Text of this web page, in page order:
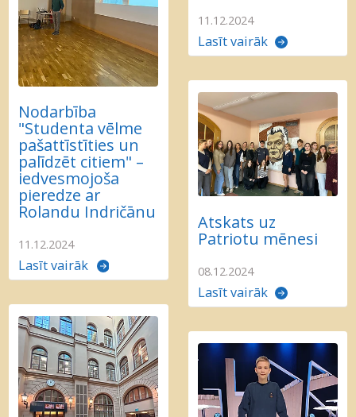
11.12.2024
Lasīt vairāk
Nodarbība
"Studenta vēlme
pašattīstīties un
palīdzēt citiem" –
iedvesmojoša
pieredze ar
Rolandu Indričānu
11.12.2024
Lasīt vairāk
Atskats uz
Patriotu mēnesi
08.12.2024
Lasīt vairāk